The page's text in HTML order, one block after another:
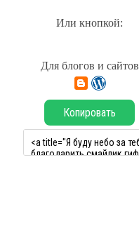
Или кнопкой:
Для блогов и сайтов
Копировать